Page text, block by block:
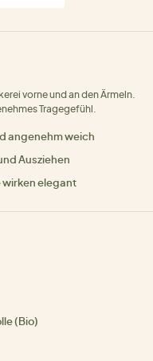
vorne und an den Ärmeln.
Tragegefühl.
angenehm weich
Ausziehen
wirken elegant
(Bio)